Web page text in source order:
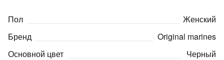
Пол
Женский
Бренд
Original marines
Основной цвет
Черный